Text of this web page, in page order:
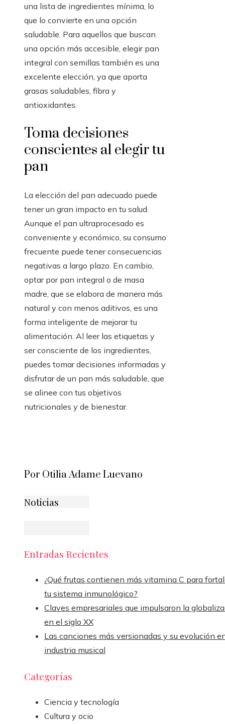
una lista de ingredientes mínima, lo
que lo convierte en una opción
saludable. Para aquellos que buscan
una opción más accesible, elegir pan
integral con semillas también es una
excelente elección, ya que aporta
grasas saludables, fibra y
antioxidantes.
Toma decisiones
conscientes al elegir tu
pan
La elección del pan adecuado puede
tener un gran impacto en tu salud.
Aunque el pan ultraprocesado es
conveniente y económico, su consumo
frecuente puede tener consecuencias
negativas a largo plazo. En cambio,
optar por pan integral o de masa
madre, que se elabora de manera más
natural y con menos aditivos, es una
forma inteligente de mejorar tu
alimentación. Al leer las etiquetas y
ser consciente de los ingredientes,
puedes tomar decisiones informadas y
disfrutar de un pan más saludable, que
se alinee con tus objetivos
nutricionales y de bienestar.
Por Otilia Adame Luevano
Noticias
Entradas Recientes
¿Qué frutas contienen más vitamina C para
tu sistema inmunológico?
Claves empresariales que impulsaron la
en el siglo XX
Las canciones más versionadas y su evolución
industria musical
Categorías
Ciencia y tecnología
Cultura y ocio